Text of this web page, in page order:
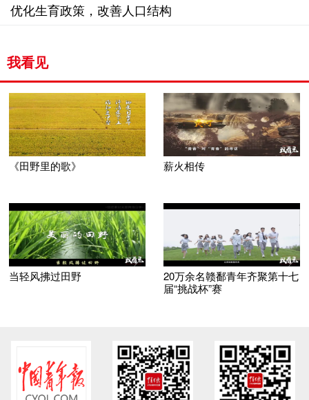
优化生育政策，改善人口结构
我看见
《田野里的歌》 薪火相传
当轻风拂过田野
20万余名赣鄱青年齐聚第十七
届“挑战杯”赛